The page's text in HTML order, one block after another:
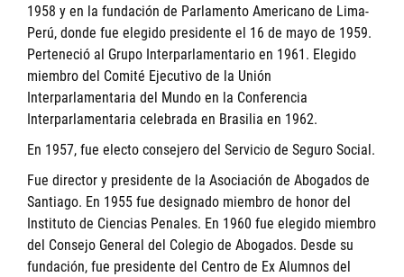
1958 y en la fundación de Parlamento Americano de Lima-
Perú, donde fue elegido presidente el 16 de mayo de 1959.
Perteneció al Grupo Interparlamentario en 1961. Elegido
miembro del Comité Ejecutivo de la Unión
Interparlamentaria del Mundo en la Conferencia
Interparlamentaria celebrada en Brasilia en 1962.
En 1957, fue electo consejero del Servicio de Seguro Social.
Fue director y presidente de la Asociación de Abogados de
Santiago. En 1955 fue designado miembro de honor del
Instituto de Ciencias Penales. En 1960 fue elegido miembro
del Consejo General del Colegio de Abogados. Desde su
fundación, fue presidente del Centro de Ex Alumnos del